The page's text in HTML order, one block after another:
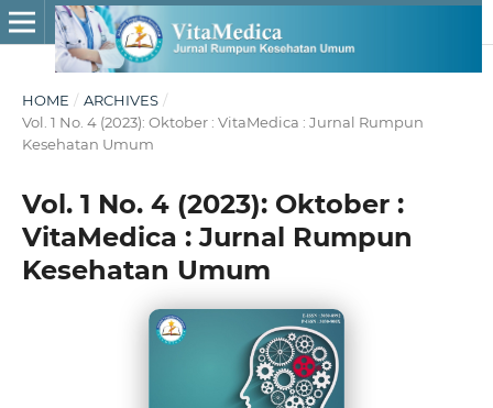
HOME / ARCHIVES /
Vol. 1 No. 4 (2023): Oktober : VitaMedica : Jurnal Rumpun
Kesehatan Umum
Vol. 1 No. 4 (2023): Oktober :
VitaMedica : Jurnal Rumpun
Kesehatan Umum